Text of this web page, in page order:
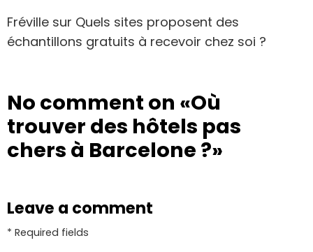
Fréville sur Quels sites proposent des
échantillons gratuits à recevoir chez soi ?
No comment on «Où
trouver des hôtels pas
chers à Barcelone ?»
Leave a comment
* Required fields